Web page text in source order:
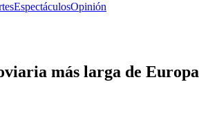
EspectáculosOpinión
más larga de Europa